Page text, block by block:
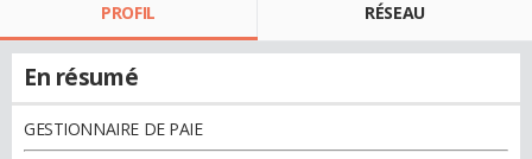
PROFIL RÉSEAU
En résumé
GESTIONNAIRE DE PAIE